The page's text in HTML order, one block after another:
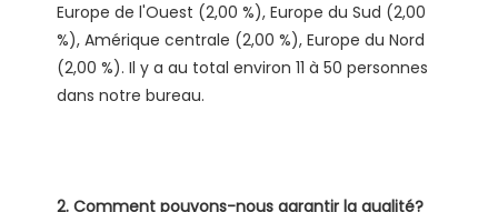
Europe de l'Ouest (2,00 %), Europe du Sud (2,00
%), Amérique centrale (2,00 %), Europe du Nord
(2,00 %). Il y a au total environ 11 à 50 personnes